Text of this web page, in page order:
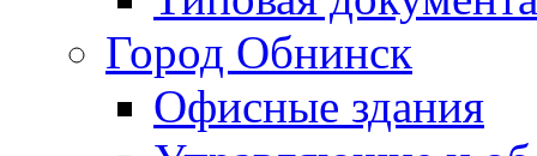
Город Обнинск
Офисные здания